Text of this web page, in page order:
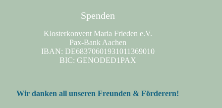
Spenden
Klosterkonvent Maria Frieden e.V.
Pax-Bank Aachen
IBAN: DE68370601931011369010
BIC: GENODED1PAX
Wir danken all unseren Freunden & Förderern!